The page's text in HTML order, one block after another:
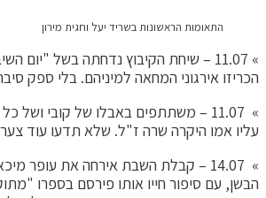
התאומות הראשונות בשריד יעל וחגית מירון
» 11.07 – שיחת הקיבוץ נדחתה בשל "יום
הכריזו אירגוני המחאה למיניהם. בלי ספק
» 11.07 – משתתפים באבלו של קובי
עליו אמו היקרה שרה ז"ל. שלא תדעו עוד
» 14.07 – קבלת השבת אירחה את עופר
הבשן, עם סיפור חייו אותו פירסם בספרו